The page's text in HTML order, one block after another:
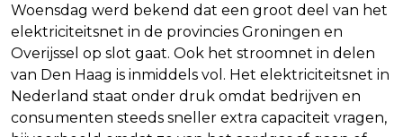
Woensdag werd bekend dat een groot deel van het
elektriciteitsnet in de provincies Groningen en
Overijssel op slot gaat. Ook het stroomnet in delen
van Den Haag is inmiddels vol. Het elektriciteitsnet in
Nederland staat onder druk omdat bedrijven en
consumenten steeds sneller extra capaciteit vragen,